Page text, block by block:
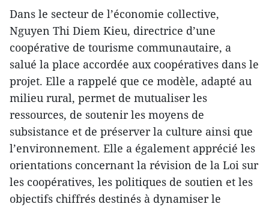
Dans le secteur de l’économie collective,
Nguyen Thi Diem Kieu, directrice d’une
coopérative de tourisme communautaire, a
salué la place accordée aux coopératives dans le
projet. Elle a rappelé que ce modèle, adapté au
milieu rural, permet de mutualiser les
ressources, de soutenir les moyens de
subsistance et de préserver la culture ainsi que
l’environnement. Elle a également apprécié les
orientations concernant la révision de la Loi sur
les coopératives, les politiques de soutien et les
objectifs chiffrés destinés à dynamiser le